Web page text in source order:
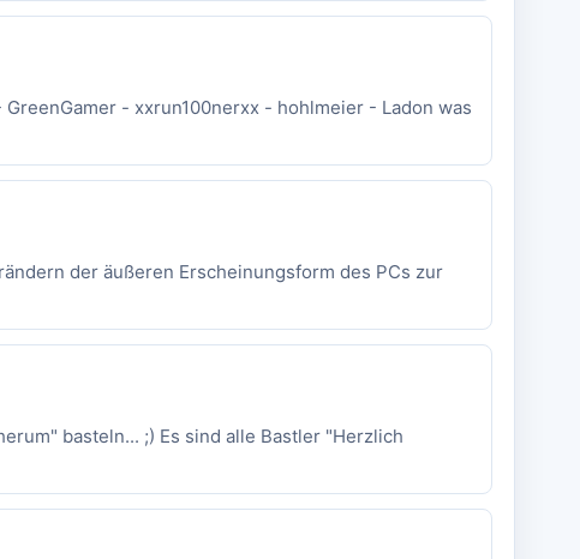
- xxrun100nerxx - hohlmeier - Ladon was
der äußeren Erscheinungsform des PCs zur
basteln... ;) Es sind alle Bastler "Herzlich